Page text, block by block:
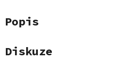
Popis
Diskuze